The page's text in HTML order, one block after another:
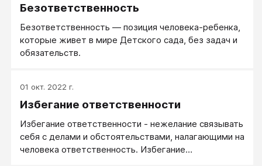
Безответственность
Безответственность — позиция человека-ребенка,
которые живет в мире Детского сада, без задач и
обязательств.
01 окт. 2022 г.
Избегание ответственности
Избегание ответственности - нежелание связывать
себя с делами и обстоятельствами, налагающими на
человека ответственность. Избегание